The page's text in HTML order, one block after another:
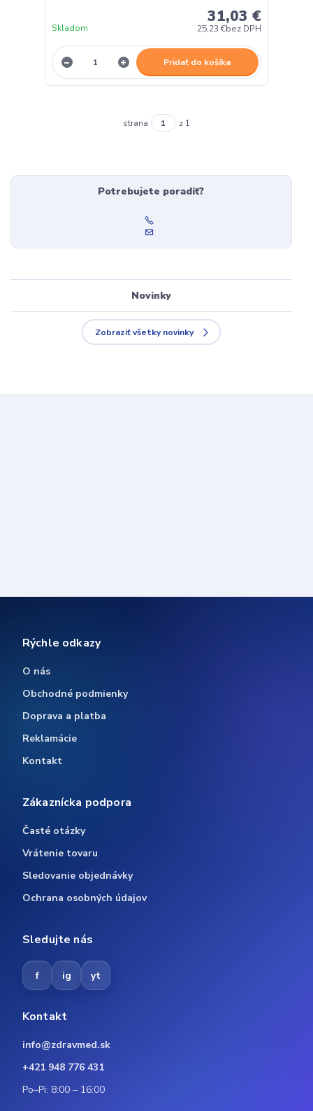
31,03 €
25,23 €bez DPH
Skladom
Pridať do košíka
strana z 1
Potrebujete poradiť?
Novinky
Zobraziť všetky novinky
Rýchle odkazy
O nás
Obchodné podmienky
Doprava a platba
Reklamácie
Kontakt
Zákaznícka podpora
Časté otázky
Vrátenie tovaru
Sledovanie objednávky
Ochrana osobných údajov
Sledujte nás
f ig yt
Kontakt
info@zdravmed.sk
+421 948 776 431
Po–Pi: 8:00 – 16:00